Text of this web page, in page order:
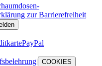
zur Barrierefreiheit
PayPal
| COOKIES